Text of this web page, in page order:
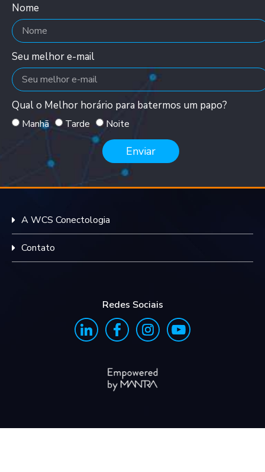
Nome
Seu melhor e-mail
Qual o Melhor horário para batermos um papo?
Manhã Tarde Noite
Enviar
A WCS Conectologia
Contato
Redes Sociais